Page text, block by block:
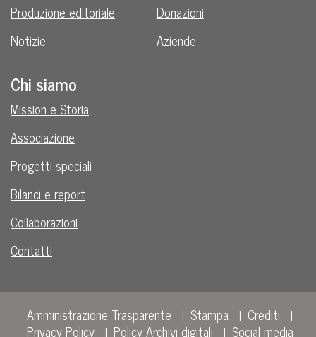
Produzione editoriale
Notizie
Donazioni
Aziende
Chi siamo
Mission e Storia
Associazione
Progetti speciali
Bilanci e report
Collaborazioni
Contatti
Amministrazione Trasparente Stampa
Crediti
Privacy Policy
Policy Archivi digitali Social media